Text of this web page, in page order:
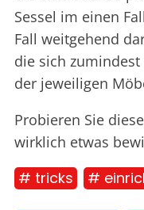
Sessel im einen
Fall weitgehend
die sich
der jeweiligen
Probieren Sie
wirklich etwas
# tricks #